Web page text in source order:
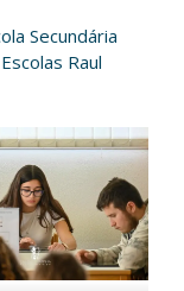
Secundária
Raul